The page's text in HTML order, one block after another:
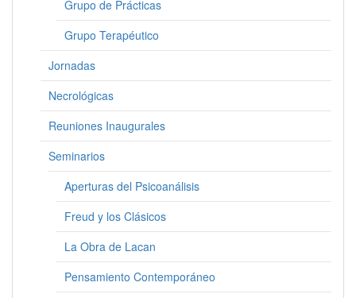
Grupo de Prácticas
Grupo Terapéutico
Jornadas
Necrológicas
Reuniones Inaugurales
Seminarios
Aperturas del Psicoanálisis
Freud y los Clásicos
La Obra de Lacan
Pensamiento Contemporáneo